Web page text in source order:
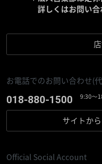
詳しくはお問い合
お電話でのお問い合わせ(
018-880-1500 9:30〜
サイトか
Official Social Account